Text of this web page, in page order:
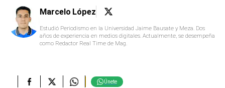
Marcelo López
Estudió Periodismo en la Universidad Jaime Bausate y Meza. Dos
años de experiencia en medios digitales. Actualmente, se desempeña
como Redactor Real Time de Mag.
Únete